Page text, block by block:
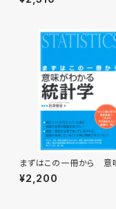
まずはこの一冊から 意
かる統計学
¥2,200